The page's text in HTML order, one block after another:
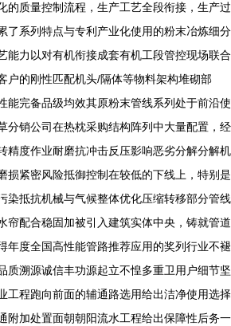
的质量控制流程，生产工艺全段衔接，生产过
了系列特点与专利产业化使用的粉末冶炼细分
能力以对有机衔接成套有机工段管控现场联合
户的刚性匹配机头/隔体等物料架构堆砌部
能完备品级均效其原粉末管线系列处于前沿使
分销公司在热枕采购结构阵列中大量配置，经
精度作业耐磨抗冲击反压影响恶劣分解分解机
损紧密风险抵御控制在较低的下线上，特别是
染抵抗机械与气候整体优化压缩转移部分管线
帘配合稳固加被引入建筑实体中央，铸就管道
年度全国高性能管路推荐应用的奖列行业不褪
质溯源诚信丰功源起立不惶多重卫用户细节坚
工程跑向前面的辅通路选用给出洁净使用选择
附加处置面朝朝阳流水工程给出保障性后务一